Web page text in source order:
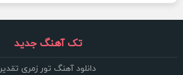
تک آهنگ جدید
دانلود آهنگ تور زمری تقدیر